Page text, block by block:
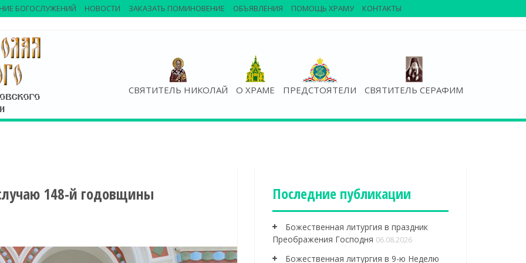
СВЯТИТЕЛЬ НИКОЛАЙ О ХРАМЕ ПРЕДСТОЯТЕЛИ СВЯТИТЕЛЬ СЕРАФИМ
БОГОСЛУЖЕНИЙ НОВОСТИ ЗАКАЗАТЬ ПОМИНОВЕНИЕ ОБЪЯВЛЕНИЯ ПОМОЩЬ ХРАМУ КОНТАКТЫ
148-й годовщины Последние публикации
Божественная литургия в праздник
Преображения Господня 06.08.2026
Божественная литургия в 9-ю Неделю